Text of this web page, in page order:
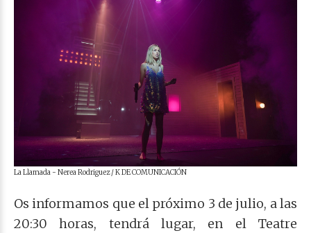
La Llamada - Nerea Rodriguez / K DE COMUNICACIÓN
Os informamos que el próximo 3 de julio, a las
20:30 horas, tendrá lugar, en el Teatre